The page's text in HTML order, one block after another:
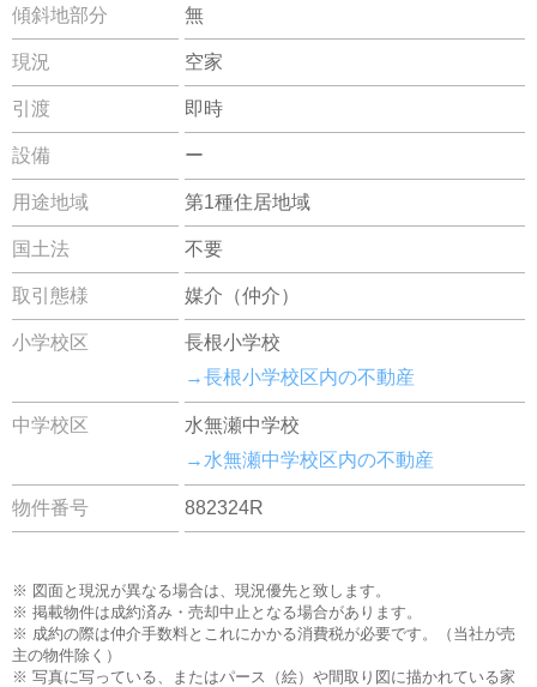
傾斜地部分 無
現況 空家
引渡 即時
設備 ー
用途地域 第1種住居地域
国土法 不要
取引態様 媒介（仲介）
小学校区
長根小学校
→長根小学校区内の不動産
中学校区
水無瀬中学校
→水無瀬中学校区内の不動産
物件番号 882324R
※ 図面と現況が異なる場合は、現況優先と致します。
※ 掲載物件は成約済み・売却中止となる場合があります。
※ 成約の際は仲介手数料とこれにかかる消費税が必要です。（当社が売
主の物件除く）
※ 写真に写っている、またはパース（絵）や間取り図に描かれている家